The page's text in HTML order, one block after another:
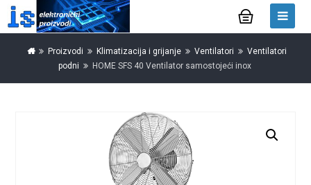
Proizvodi Klimatizacija i grijanje Ventilatori
Ventilatori
podni
HOME SFS 40 Ventilator samostojeći inox